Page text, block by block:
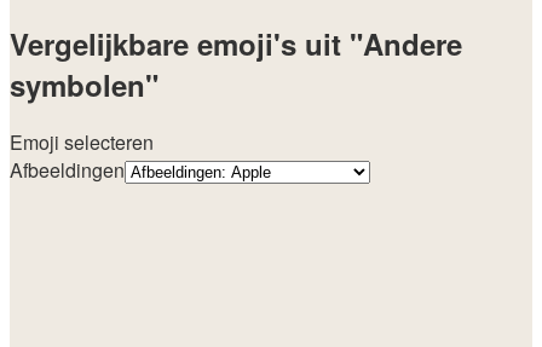
Vergelijkbare emoji's uit "Andere
symbolen"
Emoji selecteren
Afbeeldingen